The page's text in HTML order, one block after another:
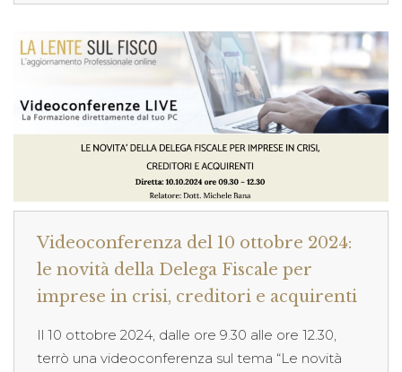
Videoconferenza del 10 ottobre 2024:
le novità della Delega Fiscale per
imprese in crisi, creditori e acquirenti
Il 10 ottobre 2024, dalle ore 9.30 alle ore 12.30,
terrò una videoconferenza sul tema “Le novità